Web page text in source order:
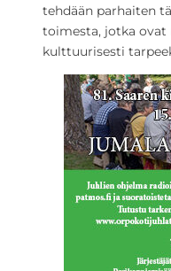
tehdään parhaiten
toimesta, jotka ovat
kulttuurisesti